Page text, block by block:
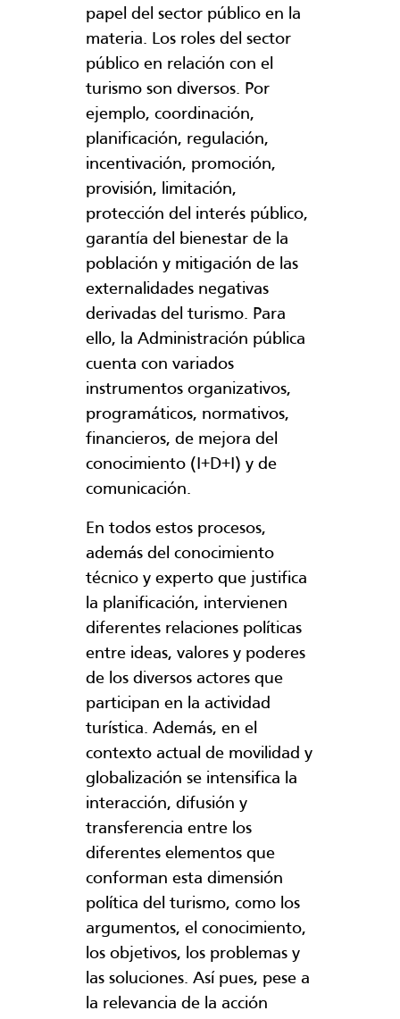
papel del sector público en la
materia. Los roles del sector
público en relación con el
turismo son diversos. Por
ejemplo, coordinación,
planificación, regulación,
incentivación, promoción,
provisión, limitación,
protección del interés público,
garantía del bienestar de la
población y mitigación de las
externalidades negativas
derivadas del turismo. Para
ello, la Administración pública
cuenta con variados
instrumentos organizativos,
programáticos, normativos,
financieros, de mejora del
conocimiento (I+D+I) y de
comunicación.
En todos estos procesos,
además del conocimiento
técnico y experto que justifica
la planificación, intervienen
diferentes relaciones políticas
entre ideas, valores y poderes
de los diversos actores que
participan en la actividad
turística. Además, en el
contexto actual de movilidad y
globalización se intensifica la
interacción, difusión y
transferencia entre los
diferentes elementos que
conforman esta dimensión
política del turismo, como los
argumentos, el conocimiento,
los objetivos, los problemas y
las soluciones. Así pues, pese a
la relevancia de la acción